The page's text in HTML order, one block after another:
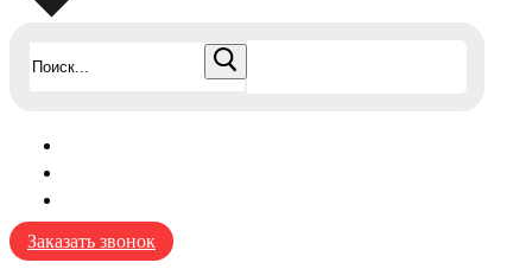
Заказать звонок